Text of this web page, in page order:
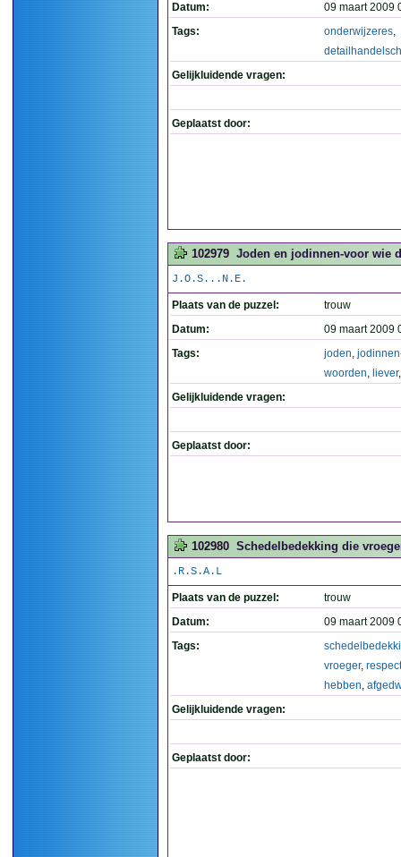
Datum:
09 maart 2009
Tags:
onderwijzeres,
Gelijkluidende vragen:
Geplaatst door:
102979 Joden en jodinnen-voor wie
J.O.S...N.E.
Plaats van de puzzel:
trouw
Datum:
09 maart 2009
Tags:
joden,
woorden, liever
Gelijkluidende vragen:
Geplaatst door:
102980 Schedelbedekking die
.R.S.A.L
Plaats van de puzzel:
trouw
Datum:
09 maart 2009
Tags:
vroeger, respect
hebben,
Gelijkluidende vragen:
Geplaatst door: